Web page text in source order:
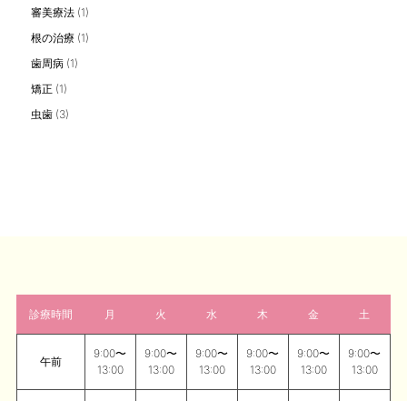
審美療法 (1)
根の治療 (1)
歯周病 (1)
矯正 (1)
虫歯 (3)
診療時間 月 火 水 木 金 土
午前
9:00〜
13:00
9:00〜
13:00
9:00〜
13:00
9:00〜
13:00
9:00〜
13:00
9:00〜
13:00